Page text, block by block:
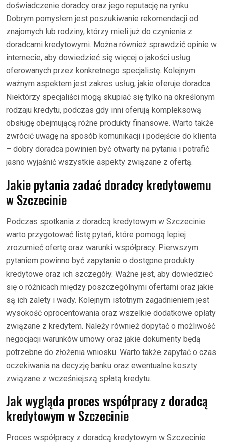
doświadczenie doradcy oraz jego reputację na rynku.
Dobrym pomysłem jest poszukiwanie rekomendacji od
znajomych lub rodziny, którzy mieli już do czynienia z
doradcami kredytowymi. Można również sprawdzić opinie w
internecie, aby dowiedzieć się więcej o jakości usług
oferowanych przez konkretnego specjalistę. Kolejnym
ważnym aspektem jest zakres usług, jakie oferuje doradca.
Niektórzy specjaliści mogą skupiać się tylko na określonym
rodzaju kredytu, podczas gdy inni oferują kompleksową
obsługę obejmującą różne produkty finansowe. Warto także
zwrócić uwagę na sposób komunikacji i podejście do klienta
– dobry doradca powinien być otwarty na pytania i potrafić
jasno wyjaśnić wszystkie aspekty związane z ofertą.
Jakie pytania zadać doradcy kredytowemu
w Szczecinie
Podczas spotkania z doradcą kredytowym w Szczecinie
warto przygotować listę pytań, które pomogą lepiej
zrozumieć ofertę oraz warunki współpracy. Pierwszym
pytaniem powinno być zapytanie o dostępne produkty
kredytowe oraz ich szczegóły. Ważne jest, aby dowiedzieć
się o różnicach między poszczególnymi ofertami oraz jakie
są ich zalety i wady. Kolejnym istotnym zagadnieniem jest
wysokość oprocentowania oraz wszelkie dodatkowe opłaty
związane z kredytem. Należy również dopytać o możliwość
negocjacji warunków umowy oraz jakie dokumenty będą
potrzebne do złożenia wniosku. Warto także zapytać o czas
oczekiwania na decyzję banku oraz ewentualne koszty
związane z wcześniejszą spłatą kredytu.
Jak wygląda proces współpracy z doradcą
kredytowym w Szczecinie
Proces współpracy z doradcą kredytowym w Szczecinie